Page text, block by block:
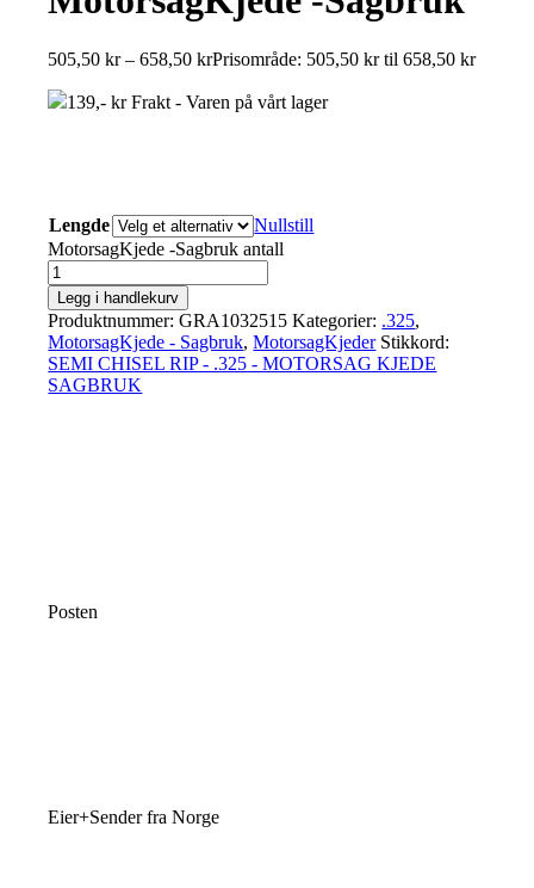
505,50kr – 658,50krPrisområde: 505,50 kr til 658,50 kr
139,- kr Frakt - Varen på vårt lager
Lengde
Nullstill
MotorsagKjede -Sagbruk antall
Legg i handlekurv
Produktnummer:GRA1032515 Kategorier: .325,
MotorsagKjede - Sagbruk,MotorsagKjeder Stikkord:
SEMI CHISEL RIP - .325 - MOTORSAG KJEDE
SAGBRUK
Posten
Eier+Sender fra Norge